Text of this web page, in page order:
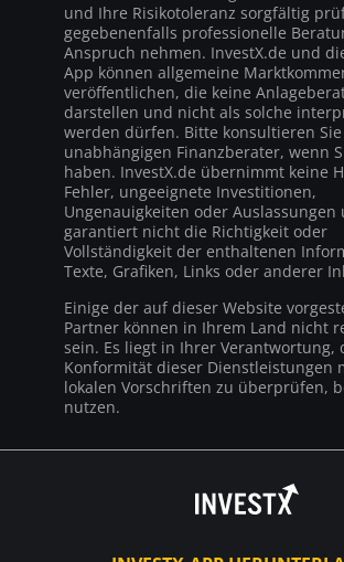
und Ihre Risikotoleranz sorgfältig
gegebenenfalls professionelle
Anspruch nehmen. InvestX.de und
App können allgemeine
veröffentlichen, die keine
darstellen und nicht als solche
werden dürfen. Bitte konsultieren
unabhängigen Finanzberater, wenn
haben. InvestX.de übernimmt keine
Fehler, ungeeignete Investitionen,
Ungenauigkeiten oder Auslassungen
garantiert nicht die Richtigkeit oder
Vollständigkeit der enthaltenen
Texte, Grafiken, Links oder anderer
Einige der auf dieser Website
Partner können in Ihrem Land nicht
sein. Es liegt in Ihrer Verantwortung,
Konformität dieser Dienstleistungen
lokalen Vorschriften zu überprüfen,
nutzen.